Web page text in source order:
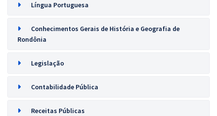
Língua Portuguesa
Conhecimentos Gerais de História e Geografia de
Rondônia
Legislação
Contabilidade Pública
Receitas Públicas